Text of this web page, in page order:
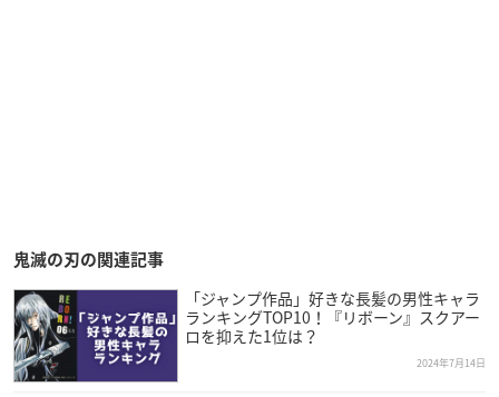
鬼滅の刃の関連記事
「ジャンプ作品」好きな長髪の男性キャラ
ランキングTOP10！『リボーン』スクアー
ロを抑えた1位は？
2024年7月14日